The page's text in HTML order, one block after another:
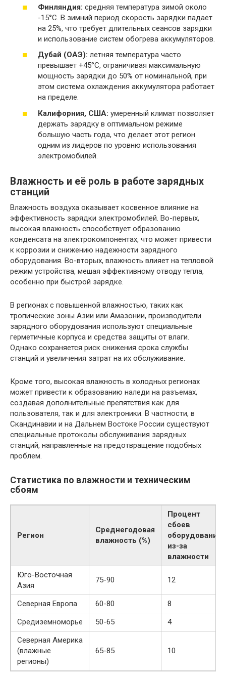
Финляндия: средняя температура зимой около
-15°C. В зимний период скорость зарядки падает
на 25%, что требует длительных сеансов зарядки
и использование систем обогрева аккумуляторов.
Дубай (ОАЭ): летняя температура часто
превышает +45°C, ограничивая максимальную
мощность зарядки до 50% от номинальной, при
этом система охлаждения аккумулятора работает
на пределе.
Калифорния, США: умеренный климат позволяет
держать зарядку в оптимальном режиме
большую часть года, что делает этот регион
одним из лидеров по уровню использования
электромобилей.
Влажность и её роль в работе зарядных
станций
Влажность воздуха оказывает косвенное влияние на
эффективность зарядки электромобилей. Во-первых,
высокая влажность способствует образованию
конденсата на электрокомпонентах, что может привести
к коррозии и снижению надежности зарядного
оборудования. Во-вторых, влажность влияет на тепловой
режим устройства, мешая эффективному отводу тепла,
особенно при быстрой зарядке.
В регионах с повышенной влажностью, таких как
тропические зоны Азии или Амазонии, производители
зарядного оборудования используют специальные
герметичные корпуса и средства защиты от влаги.
Однако сохраняется риск снижения срока службы
станций и увеличения затрат на их обслуживание.
Кроме того, высокая влажность в холодных регионах
может привести к образованию наледи на разъемах,
создавая дополнительные препятствия как для
пользователя, так и для электроники. В частности, в
Скандинавии и на Дальнем Востоке России существуют
специальные протоколы обслуживания зарядных
станций, направленные на предотвращение подобных
проблем.
Статистика по влажности и техническим
сбоям
Регион
Среднегодовая
влажность (%)
Процент
сбоев
оборудования
из-за
влажности
Юго-Восточная
Азия
75-90 12
Северная Европа 60-80
8
Средиземноморье
50-65
4
Северная Америка
(влажные
регионы)
65-85 10